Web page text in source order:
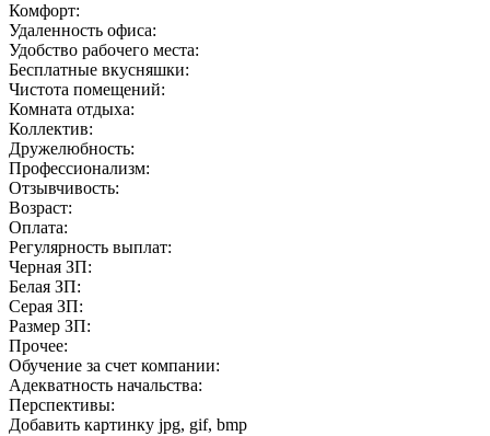
Комфорт:
Удаленность офиса:
Удобство рабочего места:
Бесплатные вкусняшки:
Чистота помещений:
Комната отдыха:
Коллектив:
Дружелюбность:
Профессионализм:
Отзывчивость:
Возраст:
Оплата:
Регулярность выплат:
Черная ЗП:
Белая ЗП:
Серая ЗП:
Размер ЗП:
Прочее:
Обучение за счет компании:
Адекватность начальства:
Перспективы:
Добавить картинку jpg, gif, bmp